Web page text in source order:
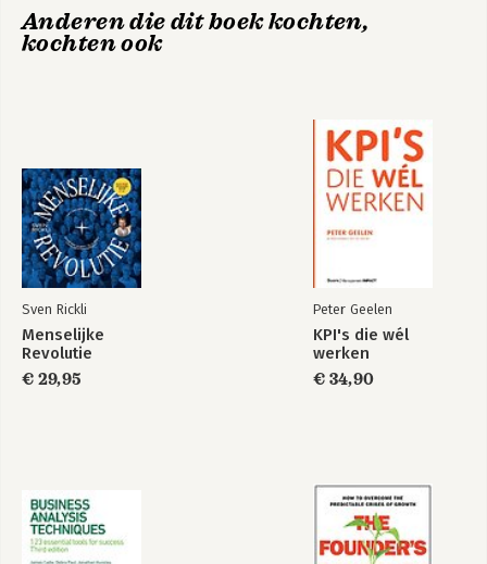
Nieuw Europees
Organiseren
Auftragstaktik en
het
Anderen die dit boek kochten,
kochten ook
Sven Rickli
Menselijke
Revolutie
€ 29,95
Peter Geelen
KPI's die wél
werken
€ 34,90